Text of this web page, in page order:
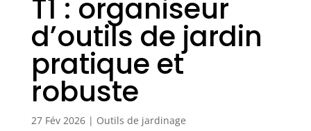
T1 : organiseur
d’outils de jardin
pratique et
robuste
27 Fév 2026| Outils de jardinage